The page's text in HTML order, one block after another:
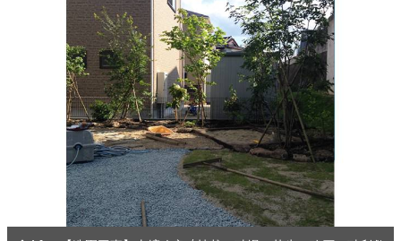
採用情報はこちら